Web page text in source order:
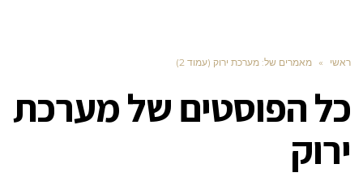
ראשי » מאמרים של: מערכת ירוק (עמוד 2)
כל הפוסטים שלמערכת
ירוק